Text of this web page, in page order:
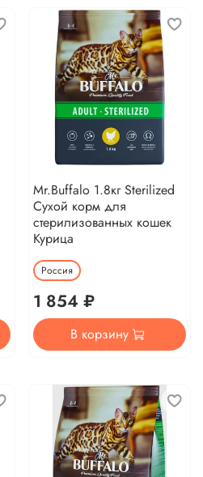
Mr.Buffalo 1.8кг Sterilized
Сухой корм для
стерилизованных кошек
Курица
Россия
1 854 ₽
В корзину